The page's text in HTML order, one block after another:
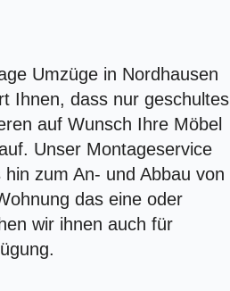
Umzüge in Nordhausen
Ihnen, dass nur geschultes
auf Wunsch Ihre Möbel
Unser Montageservice
zum An- und Abbau von
das eine oder
wir ihnen auch für